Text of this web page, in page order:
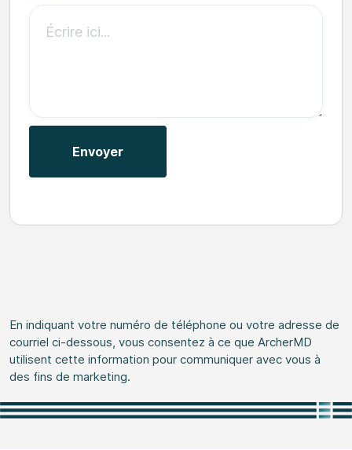
En indiquant votre numéro de téléphone ou votre adresse de
courriel ci-dessous, vous consentez à ce que ArcherMD
utilisent cette information pour communiquer avec vous à
des fins de marketing.